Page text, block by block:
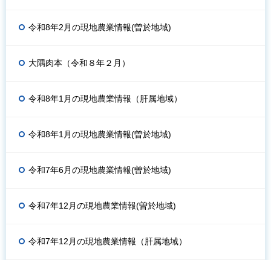
令和8年2月の現地農業情報(曽於地域)
大隅肉本（令和８年２月）
令和8年1月の現地農業情報（肝属地域）
令和8年1月の現地農業情報(曽於地域)
令和7年6月の現地農業情報(曽於地域)
令和7年12月の現地農業情報(曽於地域)
令和7年12月の現地農業情報（肝属地域）